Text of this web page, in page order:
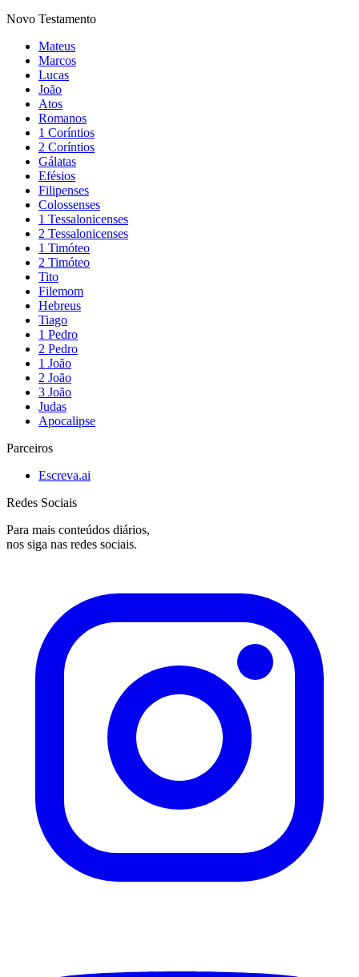
Novo Testamento
Mateus
Marcos
Lucas
João
Atos
Romanos
1 Coríntios
2 Coríntios
Gálatas
Efésios
Filipenses
Colossenses
1 Tessalonicenses
2 Tessalonicenses
1 Timóteo
2 Timóteo
Tito
Filemom
Hebreus
Tiago
1 Pedro
2 Pedro
1 João
2 João
3 João
Judas
Apocalipse
Parceiros
Escreva.ai
Redes Sociais
Para mais conteúdos diários,
nos siga nas redes sociais.